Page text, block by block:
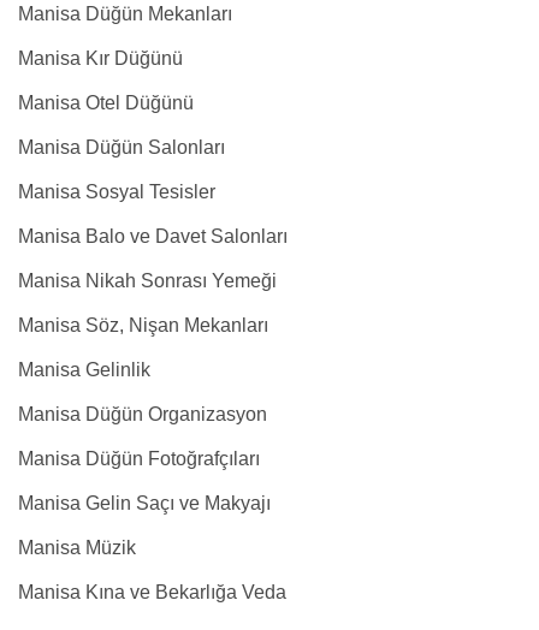
Manisa Düğün Mekanları
Manisa Kır Düğünü
Manisa Otel Düğünü
Manisa Düğün Salonları
Manisa Sosyal Tesisler
Manisa Balo ve Davet Salonları
Manisa Nikah Sonrası Yemeği
Manisa Söz, Nişan Mekanları
Manisa Gelinlik
Manisa Düğün Organizasyon
Manisa Düğün Fotoğrafçıları
Manisa Gelin Saçı ve Makyajı
Manisa Müzik
Manisa Kına ve Bekarlığa Veda